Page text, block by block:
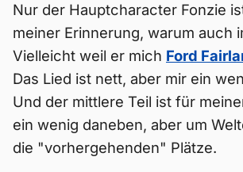
Nur der Hauptcharacter Fonzie
meiner Erinnerung, warum auch
Vielleicht weil er mich Ford
Das Lied ist nett, aber mir ein
Und der mittlere Teil ist für
ein wenig daneben, aber um
die "vorhergehenden" Plätze.